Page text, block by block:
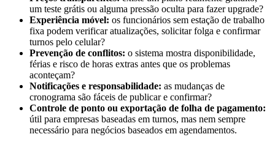
um teste grátis ou alguma pressão oculta para fazer upgrade?
Experiência móvel: os funcionários sem estação de trabalho
fixa podem verificar atualizações, solicitar folga e confirmar
turnos pelo celular?
Prevenção de conflitos: o sistema mostra disponibilidade,
férias e risco de horas extras antes que os problemas
aconteçam?
Notificações e responsabilidade: as mudanças de
cronograma são fáceis de publicar e confirmar?
Controle de ponto ou exportação de folha de pagamento:
útil para empresas baseadas em turnos, mas nem sempre
necessário para negócios baseados em agendamentos.